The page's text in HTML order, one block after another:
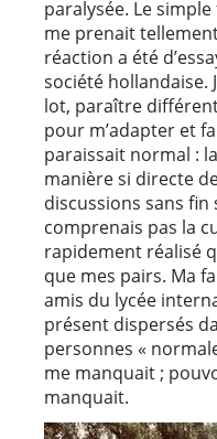
paralysée. Le
me prenait
réaction a été
société hollandaise.
lot, paraître
pour m’adapter et
paraissait normal :
manière si directe
discussions sans fin
comprenais pas la
rapidement réalisé
que mes pairs. Ma
amis du lycée
présent dispersés
personnes «
me manquait ;
manquait.